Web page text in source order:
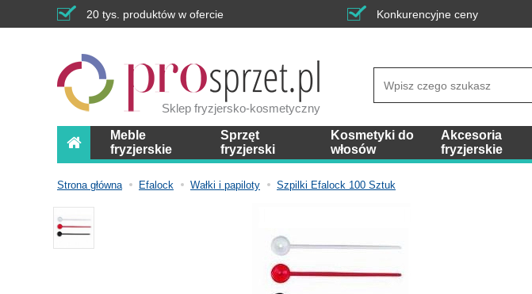
20 tys. produktów w ofercie Konkurencyjne ceny
Sklep fryzjersko-kosmetyczny
Meble
fryzjerskie
Sprzęt
fryzjerski
Kosmetyki do
włosów
Akcesoria
fryzjerskie
Strona główna Efalock Wałki i papiloty Szpilki Efalock 100 Sztuk